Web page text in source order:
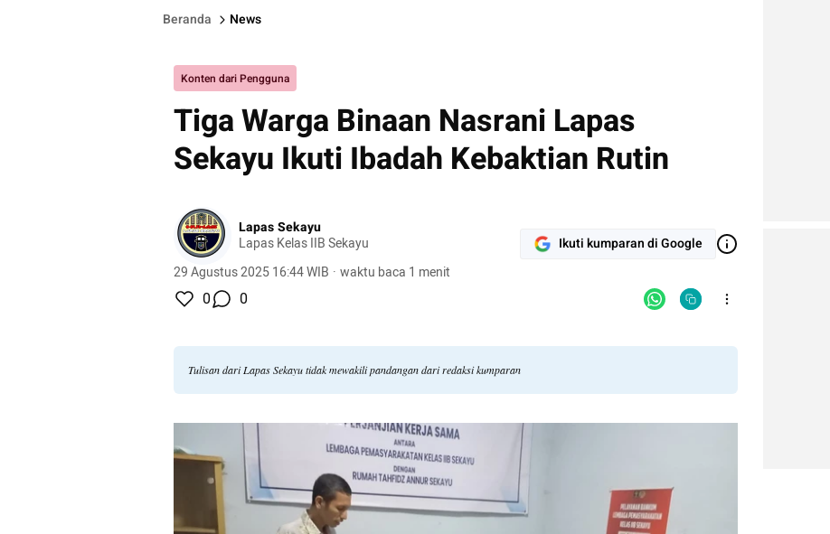
Beranda News
Konten dari Pengguna
Tiga Warga Binaan Nasrani Lapas
Sekayu Ikuti Ibadah Kebaktian Rutin
Lapas Sekayu
Lapas Kelas IIB Sekayu
29 Agustus 2025 16:44 WIB · waktu baca 1 menit
Ikuti kumparan di Google
0 0
Tulisan dari Lapas Sekayu tidak mewakili pandangan dari redaksi kumparan